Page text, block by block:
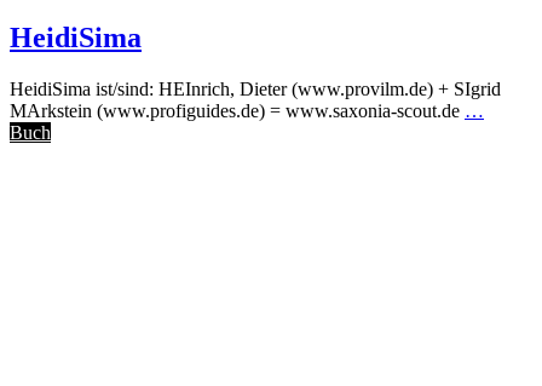
HeidiSima
HeidiSima ist/sind: HEInrich, Dieter (www.provilm.de) + SIgrid
MArkstein (www.profiguides.de) = www.saxonia-scout.de …
Buch